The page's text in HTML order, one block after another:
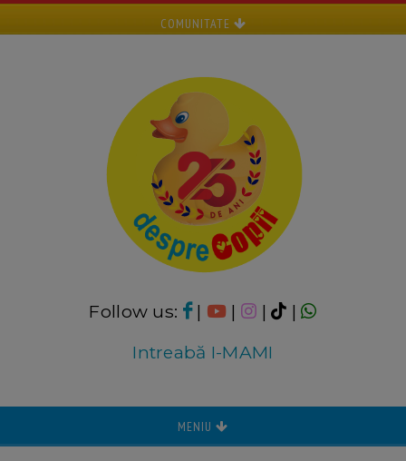
COMUNITATE
Follow us: | | |
|
Intreabă I-MAMI
MENIU